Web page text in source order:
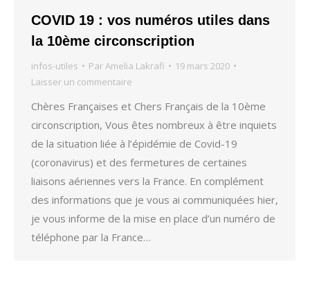
COVID 19 : vos numéros utiles dans
la 10ème circonscription
infos-utiles ParAmelia Lakrafi
19 mars 2020
Laisser un commentaire
Chères Françaises et Chers Français de la 10ème
circonscription, Vous êtes nombreux à être inquiets
de la situation liée à l’épidémie de Covid-19
(coronavirus) et des fermetures de certaines
liaisons aériennes vers la France. En complément
des informations que je vous ai communiquées hier,
je vous informe de la mise en place d’un numéro de
téléphone par la France…